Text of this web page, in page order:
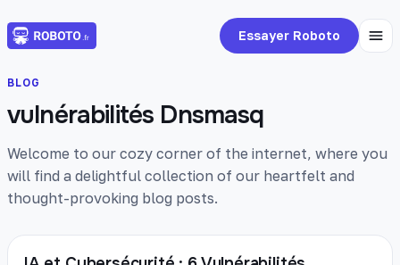
Essayer Roboto
BLOG
vulnérabilités Dnsmasq
Welcome to our cozy corner of the internet, where you
will find a delightful collection of our heartfelt and
thought-provoking blog posts.